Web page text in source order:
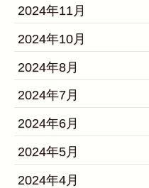
2024年11月
2024年10月
2024年8月
2024年7月
2024年6月
2024年5月
2024年4月